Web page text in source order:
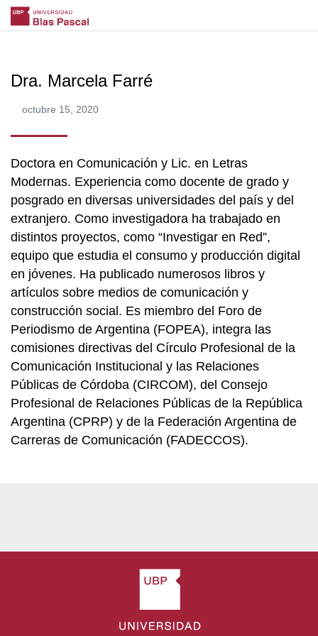
Dra. Marcela Farré
octubre 15, 2020
Doctora en Comunicación y Lic. en Letras
Modernas. Experiencia como docente de grado y
posgrado en diversas universidades del país y del
extranjero. Como investigadora ha trabajado en
distintos proyectos, como “Investigar en Red”,
equipo que estudia el consumo y producción digital
en jóvenes. Ha publicado numerosos libros y
artículos sobre medios de comunicación y
construcción social. Es miembro del Foro de
Periodismo de Argentina (FOPEA), integra las
comisiones directivas del Círculo Profesional de la
Comunicación Institucional y las Relaciones
Públicas de Córdoba (CIRCOM), del Consejo
Profesional de Relaciones Públicas de la República
Argentina (CPRP) y de la Federación Argentina de
Carreras de Comunicación (FADECCOS).